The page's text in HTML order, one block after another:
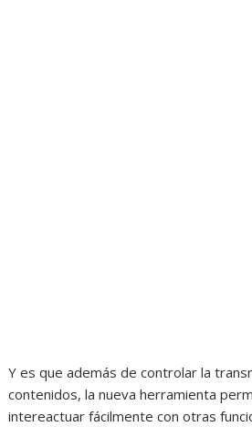
Y es que además de controlar la
contenidos, la nueva herramienta
intereactuar fácilmente con otras